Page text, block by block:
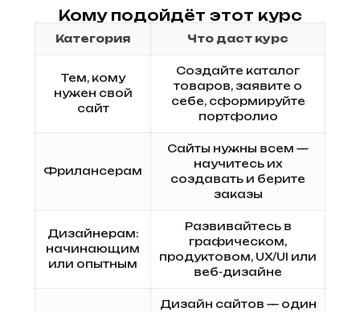
Кому подойдёт этот курс
Категория Что даст курс
Тем, кому
нужен свой
сайт
Создайте каталог
товаров, заявите о
себе, сформируйте
портфолио
Фрилансерам
Сайты нужны всем —
научитесь их
создавать и берите
заказы
Дизайнерам:
начинающим
или опытным
Развивайтесь в
графическом,
продуктовом, UX/UI или
веб-дизайне
Дизайн сайтов — один